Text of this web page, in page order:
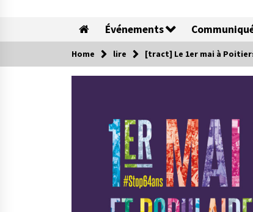
Événements
Home lire [tract] Le 1er mai à